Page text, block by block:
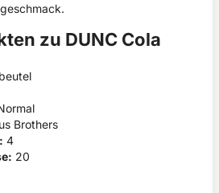
zu DUNC Cola
Brothers
4
20